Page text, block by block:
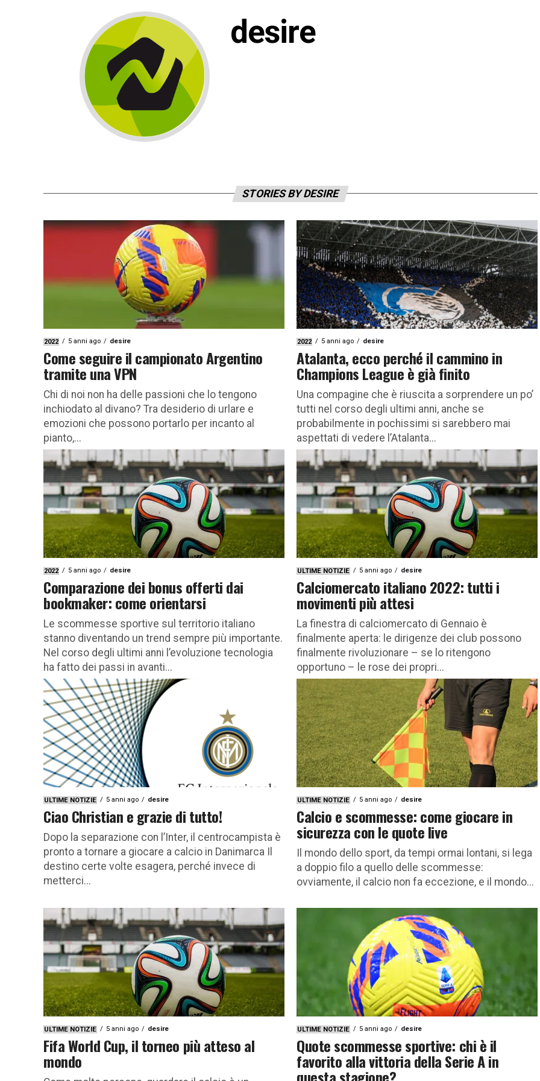
desire
STORIES BY DESIRE
2022 5 anni ago desire
Come seguire il campionato Argentino
tramite una VPN
Chi di noi non ha delle passioni che lo tengono
inchiodato al divano? Tra desiderio di urlare e
emozioni che possono portarlo per incanto al
pianto,...
2022 5 anni ago desire
Atalanta, ecco perché il cammino in
Champions League è già finito
Una compagine che è riuscita a sorprendere un po’
tutti nel corso degli ultimi anni, anche se
probabilmente in pochissimi si sarebbero mai
aspettati di vedere l’Atalanta...
2022 5 anni ago desire
Comparazione dei bonus offerti dai
bookmaker: come orientarsi
Le scommesse sportive sul territorio italiano
stanno diventando un trend sempre più importante.
Nel corso degli ultimi anni l’evoluzione tecnologia
ha fatto dei passi in avanti...
ULTIME NOTIZIE 5 anni ago desire
Calciomercato italiano 2022: tutti i
movimenti più attesi
La finestra di calciomercato di Gennaio è
finalmente aperta: le dirigenze dei club possono
finalmente rivoluzionare – se lo ritengono
opportuno – le rose dei propri...
ULTIME NOTIZIE 5 anni ago desire
Ciao Christian e grazie di tutto!
Dopo la separazione con l’Inter, il centrocampista è
pronto a tornare a giocare a calcio in Danimarca Il
destino certe volte esagera, perché invece di
metterci...
ULTIME NOTIZIE 5 anni ago desire
Calcio e scommesse: come giocare in
sicurezza con le quote live
Il mondo dello sport, da tempi ormai lontani, si lega
a doppio filo a quello delle scommesse:
ovviamente, il calcio non fa eccezione, e il mondo...
ULTIME NOTIZIE 5 anni ago desire
Fifa World Cup, il torneo più atteso al
mondo
ULTIME NOTIZIE 5 anni ago desire
Quote scommesse sportive: chi è il
favorito alla vittoria della Serie A in
questa stagione?